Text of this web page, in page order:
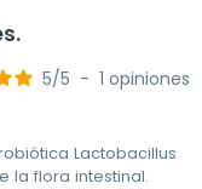
5/5 - 1 opiniones
Lactobacillus
la flora intestinal.